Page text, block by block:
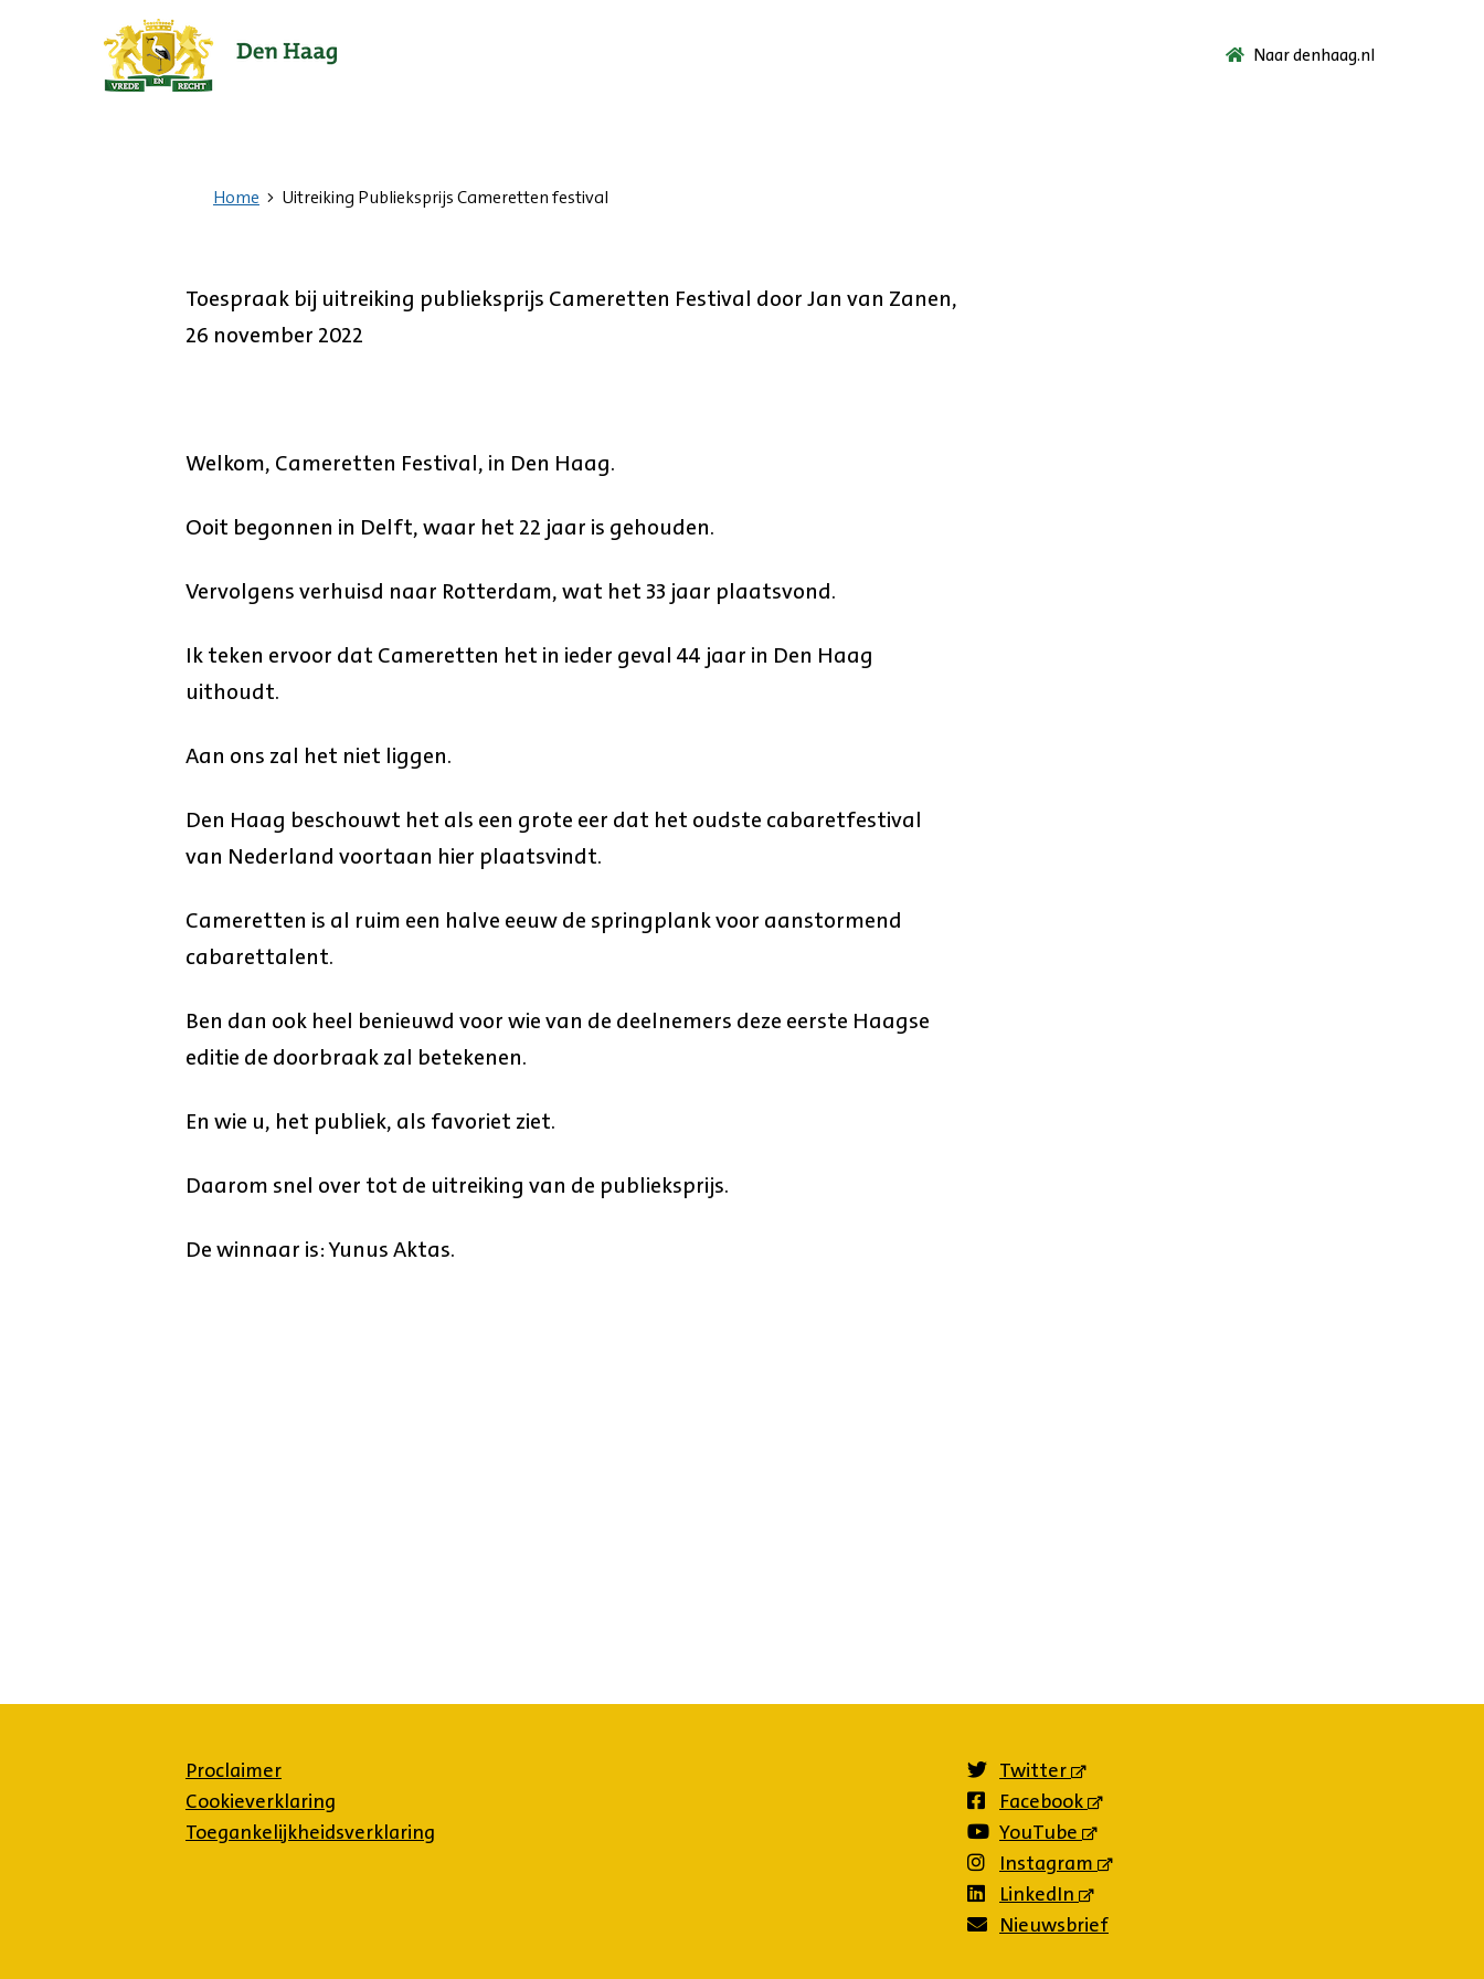
Ga
naar
Naar denhaag.nl
Home Uitreiking Publieksprijs Cameretten festival
Toespraak bij uitreiking publieksprijs Cameretten Festival door Jan van Zanen,
26 november 2022
Welkom, Cameretten Festival, in Den Haag.
Ooit begonnen in Delft, waar het 22 jaar is gehouden.
Vervolgens verhuisd naar Rotterdam, wat het 33 jaar plaatsvond.
Ik teken ervoor dat Cameretten het in ieder geval 44 jaar in Den Haag
uithoudt.
Aan ons zal het niet liggen.
Den Haag beschouwt het als een grote eer dat het oudste cabaretfestival
van Nederland voortaan hier plaatsvindt.
Cameretten is al ruim een halve eeuw de springplank voor aanstormend
cabarettalent.
Ben dan ook heel benieuwd voor wie van de deelnemers deze eerste Haagse
editie de doorbraak zal betekenen.
En wie u, het publiek, als favoriet ziet.
Daarom snel over tot de uitreiking van de publieksprijs.
De winnaar is: Yunus Aktas.
Proclaimer
Cookieverklaring
Toegankelijkheidsverklaring
Twitter
(externe
link)
Facebook
(externe
YouTube
(externe
link)
Instagram
(externe
LinkedIn
(externe
link)
Nieuwsbrief